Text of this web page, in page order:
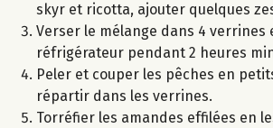
skyr et ricotta, ajouter quelques
Verser le mélange dans 4 verrines
réfrigérateur pendant 2 heures
Peler et couper les pêches en
répartir dans les verrines.
Torréfier les amandes effilées en